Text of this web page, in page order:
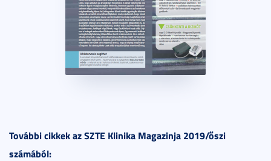
További cikkek az SZTE Klinika Magazinja 2019/őszi
számából: